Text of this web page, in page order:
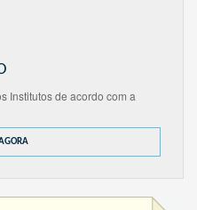
Institutos de acordo com a